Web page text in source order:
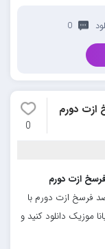
0
ازت دورم
0
ازت دورم
صد فرسخ ازت دورم با
موزیک دانلود کنید و